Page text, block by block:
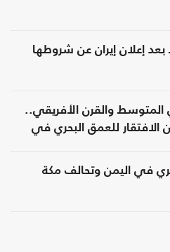
بعد إعلان إيران عن شروطها
والقرن الأفريقي..
الافتقار للعمق البحري في
في اليمن وتحالف مكة